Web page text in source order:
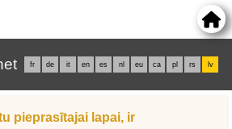
fr de it en es nl eu ca pl rs lv
pieprasītajai lapai, ir